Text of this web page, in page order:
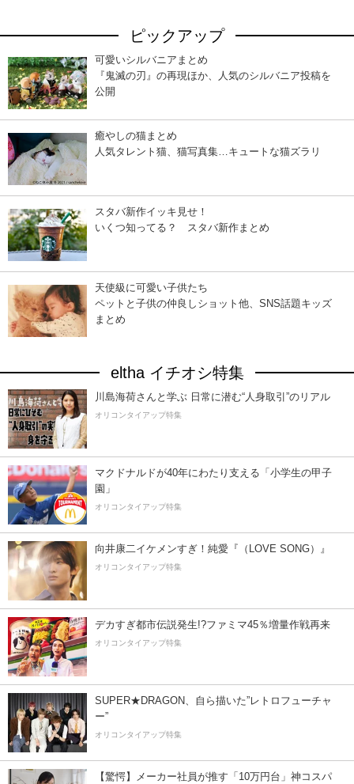
ピックアップ
可愛いシルバニアまとめ
『鬼滅の刃』の再現ほか、人気のシルバニア投稿を
公開
癒やしの猫まとめ
人気タレント猫、猫写真集…キュートな猫ズラリ
スタバ新作イッキ見せ！
いくつ知ってる？ スタバ新作まとめ
天使級に可愛い子供たち
ペットと子供の仲良しショット他、SNS話題キッズ
まとめ
eltha イチオシ特集
川島海荷さんと学ぶ 日常に潜む“人身取引”のリアル
オリコンタイアップ特集
マクドナルドが40年にわたり支える「小学生の甲子
園」
オリコンタイアップ特集
向井康二イケメンすぎ！純愛『（LOVE SONG）』
オリコンタイアップ特集
デカすぎ都市伝説発生!?ファミマ45％増量作戦再来
オリコンタイアップ特集
SUPER★DRAGON、自ら描いた”レトロフューチャ
ー”
オリコンタイアップ特集
【驚愕】メーカー社員が推す「10万円台」神コスパ